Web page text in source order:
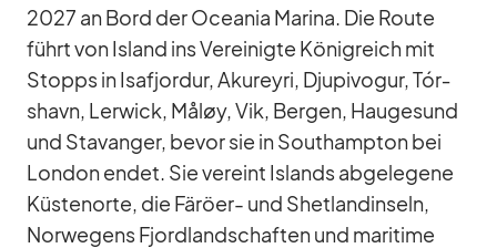
2027 an Bord der Ocea­nia Ma­rina. Die Route
führt von Is­land ins Ver­ei­nigte Kö­nig­reich mit
Stopps in Isafjor­dur, Akureyri, Dju­pi­vogur, Tór­
shavn, Ler­wick, Måløy, Vik, Ber­gen, Hau­ge­sund
und Sta­van­ger, be­vor sie in Sout­hamp­ton bei
Lon­don en­det. Sie ver­eint Is­lands ab­ge­le­gene
Küs­ten­orte, die Fä­röer- und Shet­land­in­seln,
Nor­we­gens Fjord­land­schaf­ten und ma­ri­time